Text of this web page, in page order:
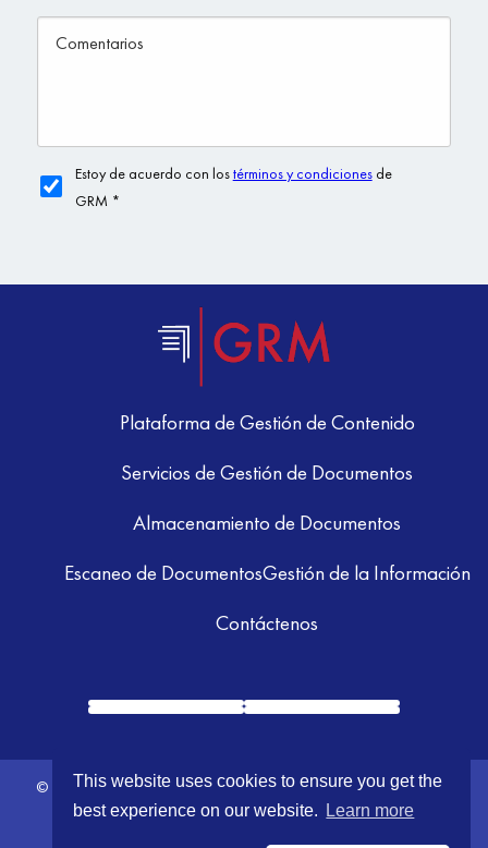
This website uses cookies to ensure you get the
best experience on our website.
Learn more
Plataforma de Gestión de Contenido
Servicios de Gestión de Documentos
Almacenamiento de Documentos
Escaneo de DocumentosGestión de la Información
Contáctenos
© 2026 GRM Information Management. All Rights Reserved.Terms &
Conditions|Privacy Policy